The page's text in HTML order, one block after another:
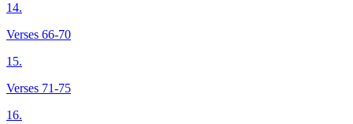
14.
Verses 66-70
15.
Verses 71-75
16.